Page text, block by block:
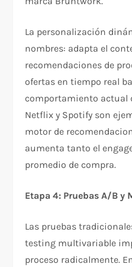
La personalización
nombres: adapta el
recomendaciones de
ofertas en tiempo real
comportamiento actual
Netflix y Spotify son
motor de
aumenta tanto el
promedio de compra.​
Etapa 4: Pruebas A/B y
Las pruebas
testing multivariable
proceso radicalmente.